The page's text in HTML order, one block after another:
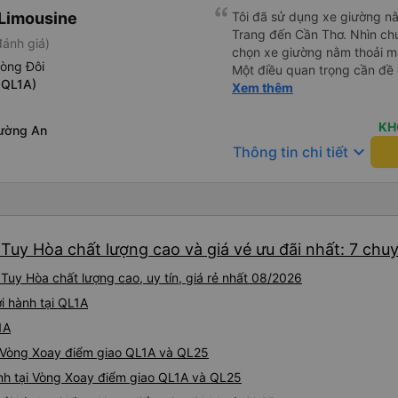
giá)
Đôi
An
Tôi đã sử dụng xe giường
Trang đến Cần Thơ. Nhìn
chọn xe giường nằm thoải
Một điều quan trọng cần đề
xe, điều này có thể gây khó
chuyến đi vẫn khá thoải
(hôm qua) rất tốt. Mặc dù
nhưng công ty đã thông
khoảng 4:00 sáng và 9:00
cấp bàn chải đánh răng, đó
nghỉ đêm nào cho đến
chuyến công tác, vì đây
Xem thêm
Thông tin chi tiết keyboard_arrow_down
Hòa chất lượng cao và giá vé ưu đãi nhất: 7
Hòa chất lượng cao, uy tín, giá rẻ nhất 08/2026
hành tại QL1A
Xoay điểm giao QL1A và QL25
tại Vòng Xoay điểm giao QL1A và QL25